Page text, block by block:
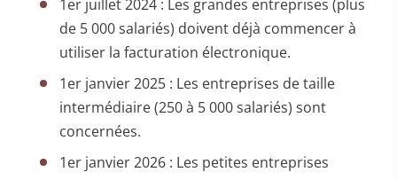
1er juillet 2024 : Les grandes entreprises (plus
de 5 000 salariés) doivent déjà commencer à
utiliser la facturation électronique.
1er janvier 2025 : Les entreprises de taille
intermédiaire (250 à 5 000 salariés) sont
concernées.
1er janvier 2026 : Les petites entreprises